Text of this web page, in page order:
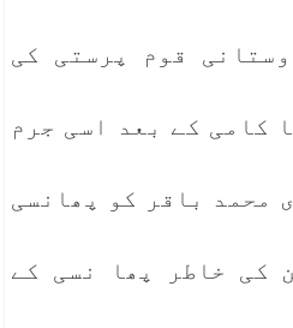
قوم پرستی کی
کامی کے بعد اسی جرم
محمد باقر کو پھانسی
کی خاطر پھا نسی کے